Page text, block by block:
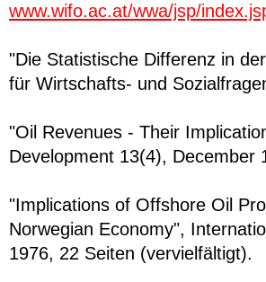
www.wifo.ac.at/wwa/jsp/
"Die Statistische Differenz in
für Wirtschafts- und
"Oil Revenues - Their
Development 13(4), December
"Implications of Offshore Oil
Norwegian Economy",
1976, 22 Seiten (vervielfältigt).